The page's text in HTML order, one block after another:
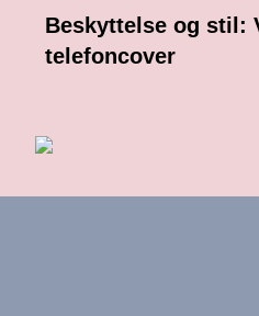
Beskyttelse og stil:
telefoncover